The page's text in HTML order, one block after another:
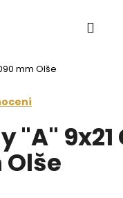
Saunové
mm Olše
"A" 9x21